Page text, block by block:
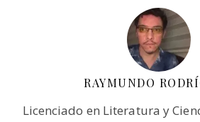
RAYMUNDO
Licenciado en Literatura y